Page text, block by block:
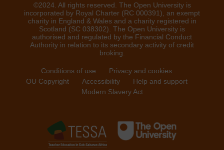
©2024. All rights reserved. The Open University is
incorporated by Royal Charter (RC 000391), an exempt
charity in England & Wales and a charity registered in
Scotland (SC 038302). The Open University is
authorised and regulated by the Financial Conduct
Authority in relation to its secondary activity of credit
broking.
Conditions of use
Privacy and cookies
OU Copyright
Accessibility
Help and support
Modern Slavery Act